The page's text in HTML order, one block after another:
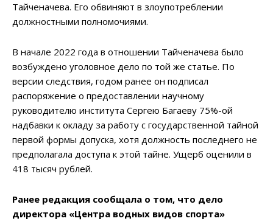
Тайченачева. Его обвиняют в злоупотреблении
должностными полномочиями.
В начале 2022 года в отношении Тайченачева было
возбуждено уголовное дело по той же статье. По
версии следствия, годом ранее он подписал
распоряжение о предоставлении научному
руководителю института Сергею Багаеву 75%-ой
надбавки к окладу за работу с государственной тайной
первой формы допуска, хотя должность последнего не
предполагала доступа к этой тайне. Ущерб оценили в
418 тысяч рублей.
Ранее редакция сообщала о том, что дело
директора «Центра водных видов спорта»